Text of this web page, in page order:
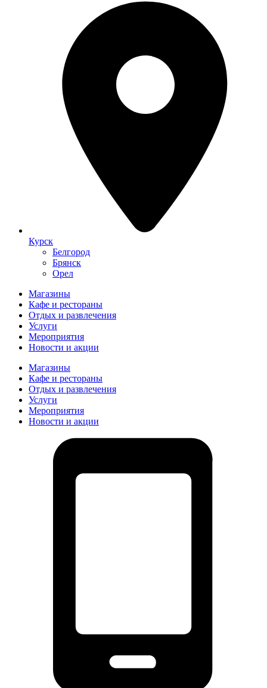
Курск
Белгород
Брянск
Орел
Магазины
Кафе и рестораны
Отдых и развлечения
Услуги
Мероприятия
Новости и акции
Магазины
Кафе и рестораны
Отдых и развлечения
Услуги
Мероприятия
Новости и акции